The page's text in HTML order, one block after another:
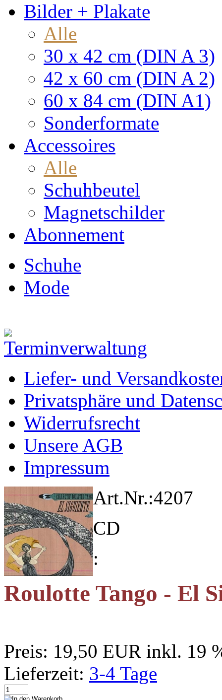
Bilder + Plakate
Alle
30 x 42 cm (DIN A 3)
42 x 60 cm (DIN A 2)
60 x 84 cm (DIN A1)
Sonderformate
Accessoires
Alle
Schuhbeutel
Magnetschilder
Abonnement
Schuhe
Mode
Liefer- und
Privatsphäre und
Widerrufsrecht
Unsere AGB
Impressum
Art.Nr.:4207
CD
:
Roulotte Tango - El
Preis: 19,50 EUR inkl. 19
Lieferzeit: 3-4 Tage